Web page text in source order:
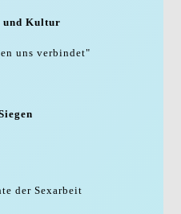
und Kultur
uns verbindet"
der Sexarbeit